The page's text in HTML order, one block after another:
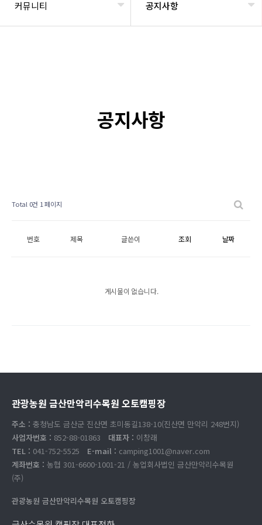
커뮤니티 공지사항
공지사항
Total 0건 1 페이지
번호 제목 글쓴이 조회 날짜
게시물이 없습니다.
관광농원 금산만악리수목원 오토캠핑장
주소 : 충청남도 금산군 진산면 초미동길138-10(진산면 만악리 248번지)
사업자번호 : 852-88-01863 대표자 : 이창래
TEL : 041-752-5525 E-mail : camping1001@naver.com
계좌번호 : 농협 301-6600-1001-21 / 농업회사법인 금산만악리수목원
(주)
관광농원 금산만악리수목원 오토캠핑장